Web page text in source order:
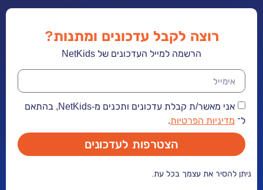
לקבל עדכונים ומתנות?
הרשמה למייל העדכונים של NetKids
אני מאשר/ת קבלת עדכונים ותכנים מ-NetKids, בהתאם
.
הצטרפות לעדכונים
עצמך בכל עת.